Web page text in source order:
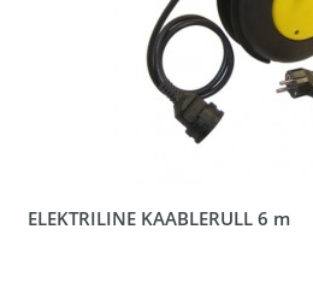
ELEKTRILINE KAABLERULL 6 m